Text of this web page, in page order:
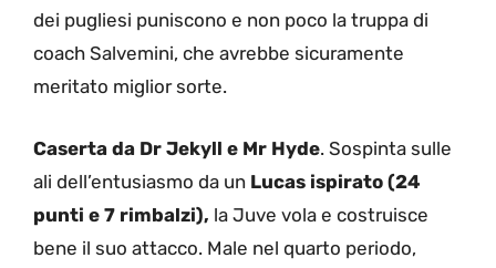
dei pugliesi puniscono e non poco la truppa di
coach Salvemini, che avrebbe sicuramente
meritato miglior sorte.
Caserta da Dr Jekyll e Mr Hyde. Sospinta sulle
ali dell’entusiasmo da un Lucas ispirato (24
punti e 7 rimbalzi), la Juve vola e costruisce
bene il suo attacco. Male nel quarto periodo,